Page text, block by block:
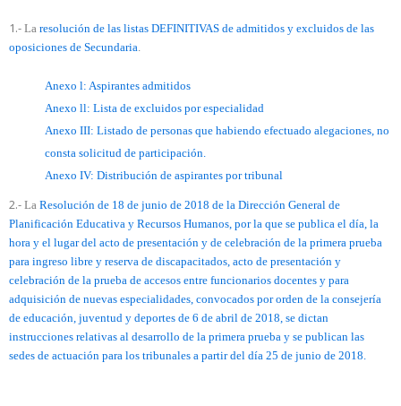
1.- La resolución de las listas DEFINITIVAS de admitidos y excluidos de las
oposiciones de Secundaria.
Anexo l: Aspirantes admitidos
Anexo ll: Lista de excluidos por especialidad
Anexo III: Listado de personas que habiendo efectuado alegaciones, no
consta solicitud de participación.
Anexo IV: Distribución de aspirantes por tribunal
2.- La Resolución de 18 de junio de 2018 de la Dirección General de
Planificación Educativa y Recursos Humanos, por la que se publica el día, la
hora y el lugar del acto de presentación y de celebración de la primera prueba
para ingreso libre y reserva de discapacitados, acto de presentación y
celebración de la prueba de accesos entre funcionarios docentes y para
adquisición de nuevas especialidades, convocados por orden de la consejería
de educación, juventud y deportes de 6 de abril de 2018, se dictan
instrucciones relativas al desarrollo de la primera prueba y se publican las
sedes de actuación para los tribunales a partir del día 25 de junio de 2018.